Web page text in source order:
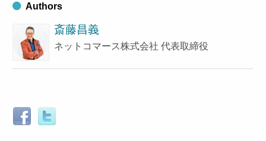
Authors
斎藤昌義
ネットコマース株式会社 代表取締役